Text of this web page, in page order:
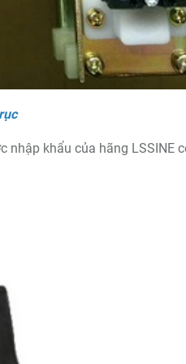
nhập khẩu của hãng LSSINE